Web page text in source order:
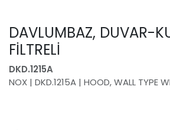
DAVLUMBAZ, DUVAR-
FİLTRELİ
DKD.1215A
NOX | DKD.1215A | HOOD, WALL TYPE